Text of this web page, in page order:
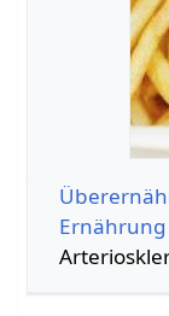
Ernährung